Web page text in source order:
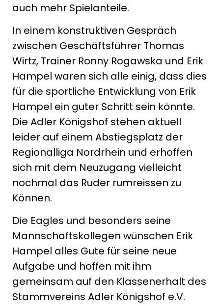
auch mehr Spielanteile.
In einem konstruktiven Gespräch
zwischen Geschäftsführer Thomas
Wirtz, Trainer Ronny Rogawska und Erik
Hampel waren sich alle einig, dass dies
für die sportliche Entwicklung von Erik
Hampel ein guter Schritt sein könnte.
Die Adler Königshof stehen aktuell
leider auf einem Abstiegsplatz der
Regionalliga Nordrhein und erhoffen
sich mit dem Neuzugang vielleicht
nochmal das Ruder rumreissen zu
Können.
Die Eagles und besonders seine
Mannschaftskollegen wünschen Erik
Hampel alles Gute für seine neue
Aufgabe und hoffen mit ihm
gemeinsam auf den Klassenerhalt des
Stammvereins Adler Königshof e.V.